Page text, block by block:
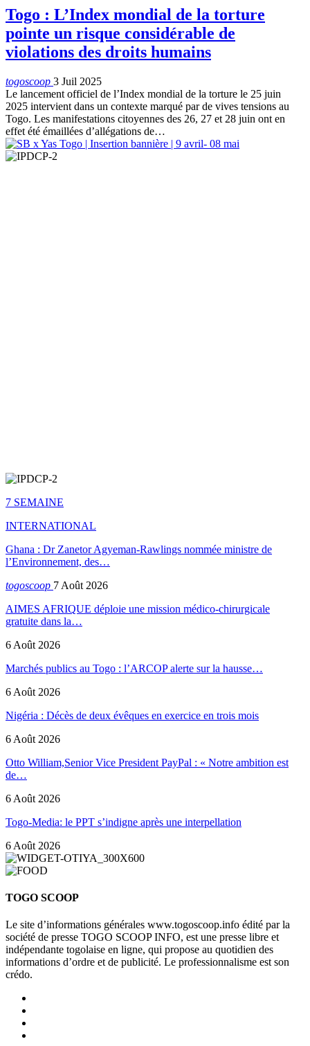
Togo : L’Index mondial de la torture
pointe un risque considérable de
violations des droits humains
togoscoop 3 Juil 2025
Le lancement officiel de l’Index mondial de la torture le 25 juin
2025 intervient dans un contexte marqué par de vives tensions au
Togo. Les manifestations citoyennes des 26, 27 et 28 juin ont en
effet été émaillées d’allégations de…
7 SEMAINE
INTERNATIONAL
Ghana : Dr Zanetor Agyeman-Rawlings nommée ministre de
l’Environnement, des…
togoscoop 7 Août 2026
AIMES AFRIQUE déploie une mission médico-chirurgicale
gratuite dans la…
6 Août 2026
Marchés publics au Togo : l’ARCOP alerte sur la hausse…
6 Août 2026
Nigéria : Décès de deux évêques en exercice en trois mois
6 Août 2026
Otto William,Senior Vice President PayPal : « Notre ambition est
de…
6 Août 2026
Togo-Media: le PPT s’indigne après une interpellation
6 Août 2026
TOGO SCOOP
Le site d’informations générales www.togoscoop.info édité par la
société de presse TOGO SCOOP INFO, est une presse libre et
indépendante togolaise en ligne, qui propose au quotidien des
informations d’ordre et de publicité. Le professionnalisme est son
crédo.